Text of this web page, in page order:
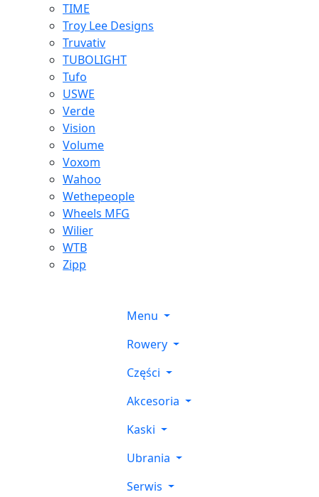
TIME
Troy Lee Designs
Truvativ
TUBOLIGHT
Tufo
USWE
Verde
Vision
Volume
Voxom
Wahoo
Wethepeople
Wheels MFG
Wilier
WTB
Zipp
Menu
Rowery
Części
Akcesoria
Kaski
Ubrania
Serwis